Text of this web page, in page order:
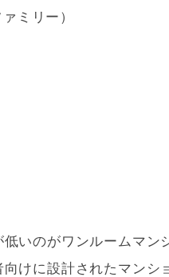
ミリー）
いのがワンルームマン
けに設計されたマンシ